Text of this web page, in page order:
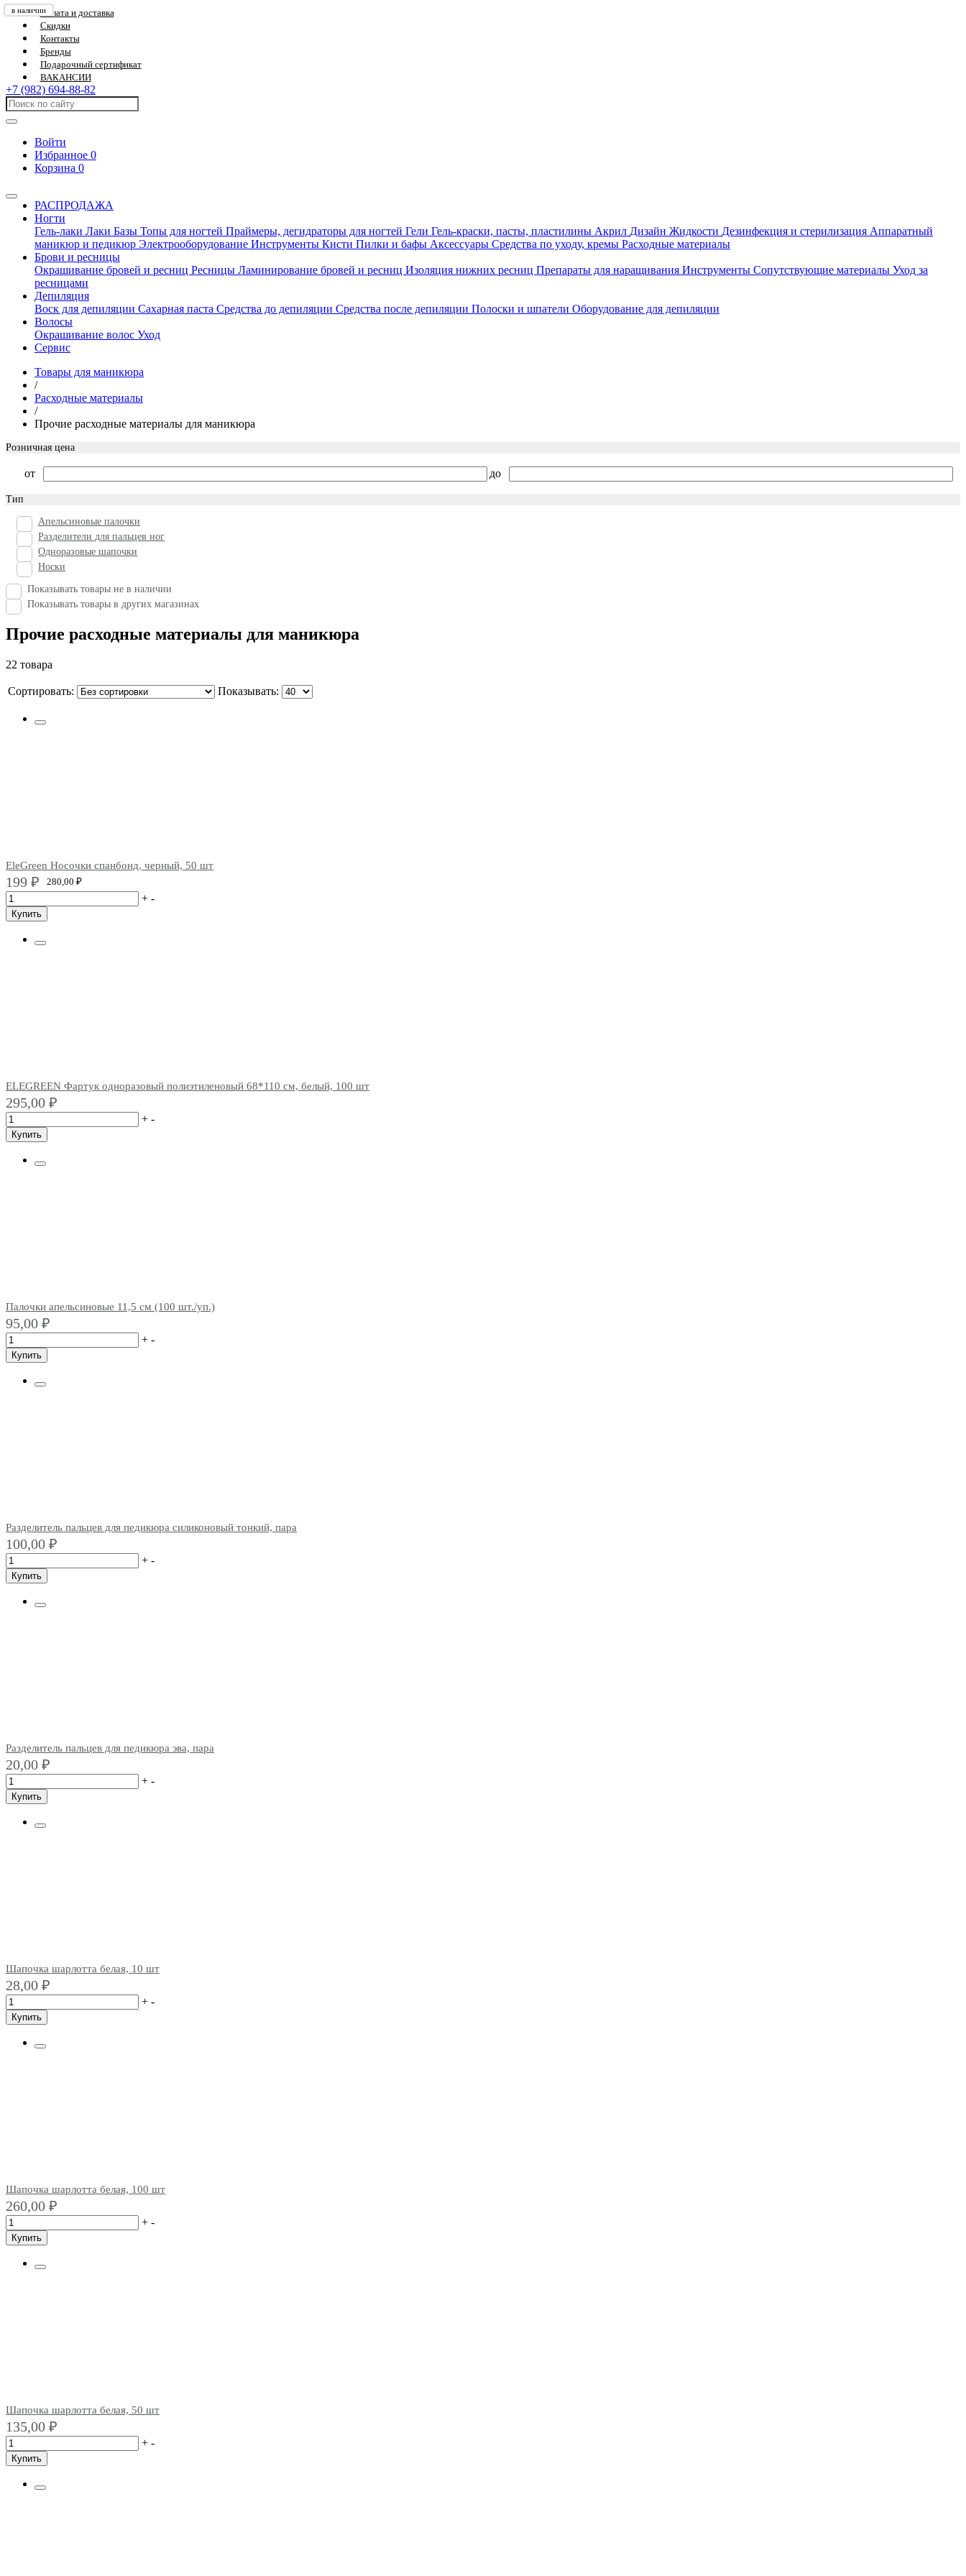
Оплата и доставка
Скидки
Контакты
Бренды
Подарочный сертификат
ВАКАНСИИ
+7 (982) 694-88-82
Войти
Избранное 0
Корзина 0
РАСПРОДАЖА
Ногти
Гель-лаки Лаки Базы Топы для ногтей Праймеры, дегидраторы для ногтей Гели Гель-краски, пасты, пластилины Акрил Дизайн Жидкости Дезинфекция и стерилизация Аппаратный
маникюр и педикюр Электрооборудование Инструменты Кисти Пилки и бафы Аксессуары Средства по уходу, кремы Расходные материалы
Брови и ресницы
Окрашивание бровей и ресниц Ресницы Ламинирование бровей и ресниц Изоляция нижних ресниц Препараты для наращивания Инструменты Сопутствующие материалы Уход за
ресницами
Депиляция
Воск для депиляции Сахарная паста Средства до депиляции Средства после депиляции Полоски и шпатели Оборудование для депиляции
Волосы
Окрашивание волос Уход
Сервис
Товары для маникюра
/
Расходные материалы
/
Прочие расходные материалы для маникюра
Розничная цена
от до
Тип
Апельсиновые палочки
Разделители для пальцев ног
Одноразовые шапочки
Носки
Показывать товары не в наличии
Показывать товары в других магазинах
Прочие расходные материалы для маникюра
22 товара
Сортировать: Показывать:
в наличии
EleGreen Носочки спанбонд, черный, 50 шт
199 ₽ 280,00 ₽
+ -
Купить
в наличии
ELEGREEN Фартук одноразовый полиэтиленовый 68*110 см, белый, 100 шт
295,00 ₽
+ -
Купить
в наличии
Палочки апельсиновые 11,5 см (100 шт./уп.)
95,00 ₽
+ -
Купить
в наличии
Разделитель пальцев для педикюра силиконовый тонкий, пара
100,00 ₽
+ -
Купить
в наличии
Разделитель пальцев для педикюра эва, пара
20,00 ₽
+ -
Купить
в наличии
Шапочка шарлотта белая, 10 шт
28,00 ₽
+ -
Купить
в наличии
Шапочка шарлотта белая, 100 шт
260,00 ₽
+ -
Купить
в наличии
Шапочка шарлотта белая, 50 шт
135,00 ₽
+ -
Купить
в наличии
в наличии
в наличии
в наличии
в наличии
в наличии
в наличии
в наличии
в наличии
в наличии
в наличии
в наличии
в наличии
в наличии